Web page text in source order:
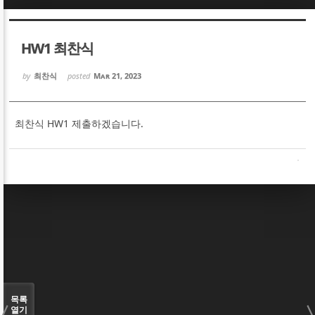
HW1 최찬식
by 최찬식 posted Mar 21, 2023
최찬식 HW1 제출하겠습니다.
목록
열기
Sketchbook5, 스케치북5
Sketchbook5, 스케치북5
Sketchbook5, 스케치북5
Sketchbook5, 스케치북5